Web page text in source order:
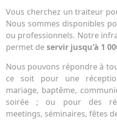
Vous cherchez un traiteur
Nous sommes disponibles
ou professionnels. Notre
permet de servir jusqu'à 1
Nous pouvons répondre à
ce soit pour une
mariage, baptême,
soirée ; ou pour des
meetings, séminaires, fêtes